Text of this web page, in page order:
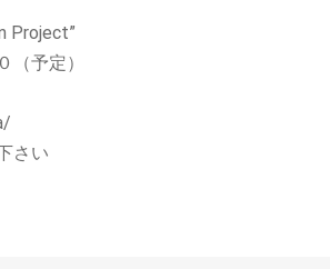
Project”
予定）
さい